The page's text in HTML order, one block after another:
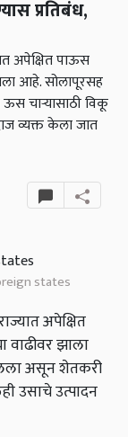
प्रतिबंध,
अपेक्षित पाऊस
आहे. सोलापूरसह
चाऱ्यासाठी विकू
व्यक्त केला जात
states
अपेक्षित
वाढीवर झाला
असून शेतकरी
उसाचे उत्पादन